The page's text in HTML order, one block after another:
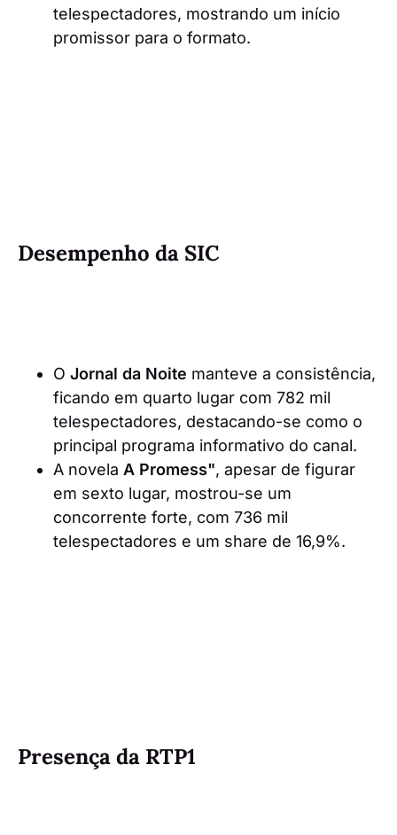
telespectadores, mostrando um início
promissor para o formato.
Desempenho da SIC
O Jornal da Noite manteve a consistência,
ficando em quarto lugar com 782 mil
telespectadores, destacando-se como o
principal programa informativo do canal.
A novela A Promess", apesar de figurar
em sexto lugar, mostrou-se um
concorrente forte, com 736 mil
telespectadores e um share de 16,9%.
Presença da RTP1